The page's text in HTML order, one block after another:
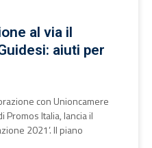
al via il
aiuti per
con Unioncamere
Promos Italia, lancia il
2021’. Il piano